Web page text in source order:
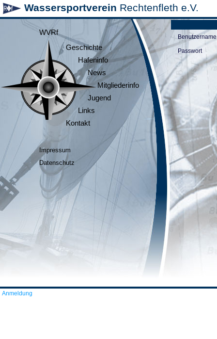
Wassersportverein Rechtenfleth e.V.
WVRf
Geschichte
Hafeninfo
News
Mitgliederinfo
Jugend
Links
Kontakt
Impressum
Datenschutz
Benutzername
Passwort
Anmeldung